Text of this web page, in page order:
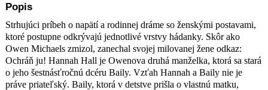
Popis
Strhujúci príbeh o napätí a rodinnej dráme so ženskými postavami,
ktoré postupne odkrývajú jednotlivé vrstvy hádanky. Skôr ako
Owen Michaels zmizol, zanechal svojej milovanej žene odkaz:
Ochráň ju! Hannah Hall je Owenova druhá manželka, ktorá sa stará
o jeho šestnásťročnú dcéru Baily. Vzťah Hannah a Baily nie je
práve priateľský. Baily, ktorá v detstve prišla o vlastnú matku,